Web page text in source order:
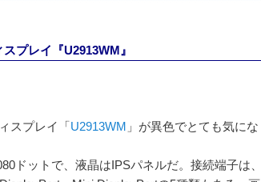
プレイ『U2913WM』
スプレイ「U2913WM 」が異色でとても気にな
ドットで、液晶はIPSパネルだ。接続端子は、